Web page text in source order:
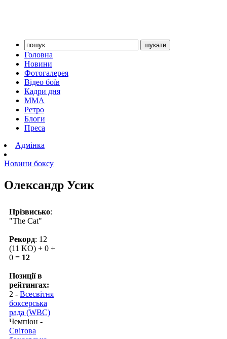
Головна
Новини
Фотогалерея
Відео боїв
Кадри дня
ММА
Ретро
Блоги
Преса
Адмінка
Новини боксу
Олександр Усик
Прізвисько:
"The Cat"
Рекорд: 12
(11 KO) + 0 +
0 = 12
Позиції в
рейтингах:
2 - Всесвітня
боксерська
рада (WBC)
Чемпіон -
Світова